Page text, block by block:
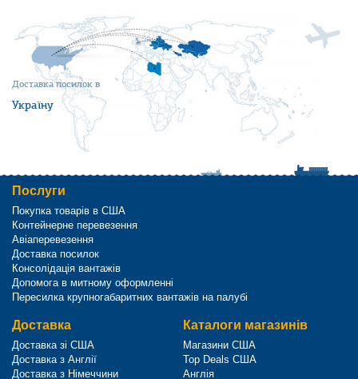
Доставка посилок в
Україну
Послуги
Покупка товарів в США
Контейнерне перевезення
Авіаперевезення
Доставка посилок
Консолідація вантажів
Допомога в митному оформленні
Пересилка крупногабаритних вантажів на палубі
Доставка
Доставка зі США
Доставка з Англії
Доставка з Німеччини
Каталоги магазинів
Магазини США
Top Deals США
Англія